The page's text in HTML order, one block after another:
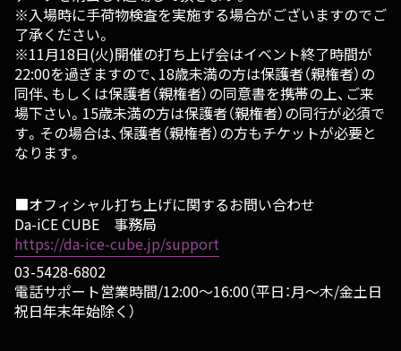
※入場時に手荷物検査を実施する場合がございますのでご
了承ください。
※11月18日(火)開催の打ち上げ会はイベント終了時間が
22:00を過ぎますので、18歳未満の方は保護者（親権者）の
同伴、もしくは保護者（親権者）の同意書を携帯の上、ご来
場下さい。15歳未満の方は保護者（親権者）の同行が必須で
す。その場合は、保護者（親権者）の方もチケットが必要と
なります。
■オフィシャル打ち上げに関するお問い合わせ
Da-iCE CUBE 事務局
https://da-ice-cube.jp/support
03-5428-6802
電話サポート営業時間/12:00〜16:00（平日：月～木/金土日
祝日年末年始除く）